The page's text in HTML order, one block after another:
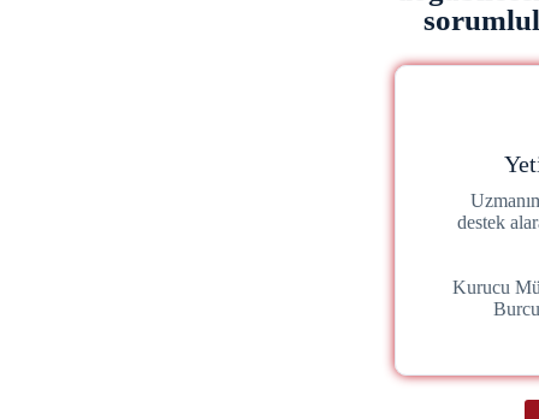
destek
Kurucu